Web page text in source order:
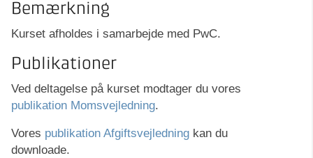
Bemærkning
Kurset afholdes i samarbejde med PwC.
Publikationer
Ved deltagelse på kurset modtager du vores
publikation Momsvejledning.
Vores publikation Afgiftsvejledning kan du
downloade.